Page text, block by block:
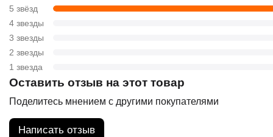
5 звёзд
4 звезды
3 звезды
2 звезды
1 звезда
Оставить отзыв на этот товар
Поделитесь мнением с другими покупателями
Написать отзыв